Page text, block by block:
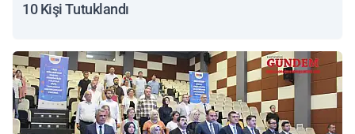
10 Kişi Tutuklandı